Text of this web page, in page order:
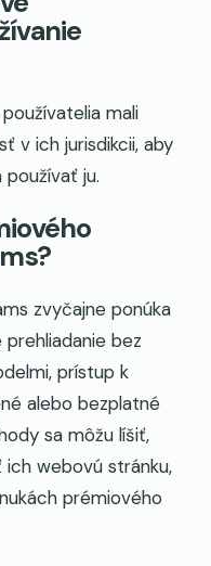
mali
v ich jurisdikcii, aby
ju.
zvyčajne ponúka
bez
prístup k
alebo bezplatné
sa môžu líšiť,
webovú stránku,
prémiového